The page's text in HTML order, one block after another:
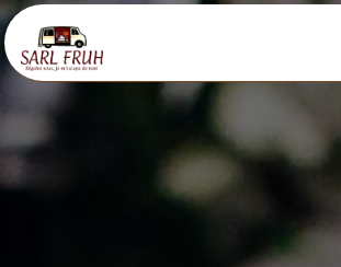
Panneau de gestion des cookies